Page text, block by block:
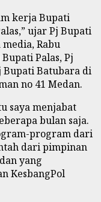
kerja Bupati
ujar Pj Bupati
Rabu
Palas, Pj
Bupati Batubara di
no 41 Medan.
saya menjabat
bulan saja.
program dari
dari pimpinan
yang
KesbangPol